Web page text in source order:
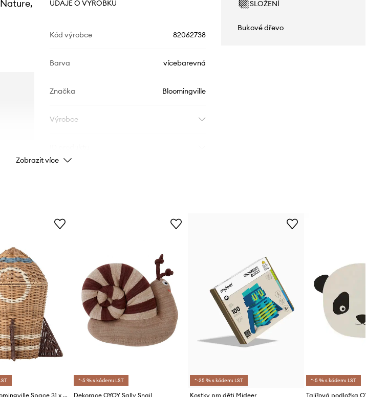
ÚDAJE O VÝROBKU
Kód výrobce 82062738
Barva vícebarevná
Značka Bloomingville
Výrobce
SLOŽENÍ
Bukové dřevo
Zobrazit více
Úložný koš Bloomingville Space 31 x 35 cm
*-5 % s kódem: LST
Dekorace OYOY Sally Snail
*-25 % s kódem: LST
Kostky pro děti Mideer
*-5 % s kódem: LST
Talířová podložka OYOY